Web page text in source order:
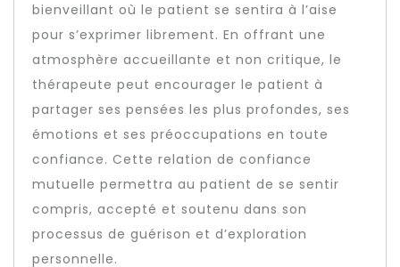
bienveillant où le patient se sentira à l’aise
pour s’exprimer librement. En offrant une
atmosphère accueillante et non critique, le
thérapeute peut encourager le patient à
partager ses pensées les plus profondes, ses
émotions et ses préoccupations en toute
confiance. Cette relation de confiance
mutuelle permettra au patient de se sentir
compris, accepté et soutenu dans son
processus de guérison et d’exploration
personnelle.